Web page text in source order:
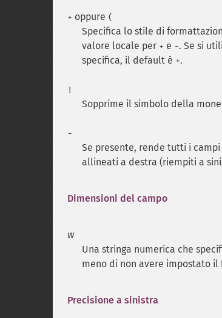
+ oppure (
Specifica lo stile di
valore locale per + e -. Se si
specifica, il default è +.
!
Sopprime il simbolo della
-
Se presente, rende tutti i
allineati a destra (riempiti a
Dimensioni del campo
w
Una stringa numerica che
meno di non avere impostato il
Precisione a sinistra